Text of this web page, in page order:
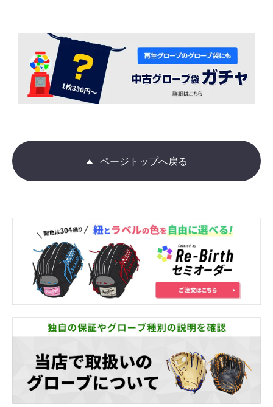
ページトップへ戻る